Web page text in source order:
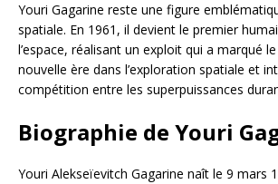
Youri Gagarine reste une figure
spatiale. En 1961, il devient le premier
l’espace, réalisant un exploit qui a marqué le
nouvelle ère dans l’exploration spatiale et
compétition entre les superpuissances
Biographie de Youri
Youri Alekseïevitch Gagarine naît le 9 mars